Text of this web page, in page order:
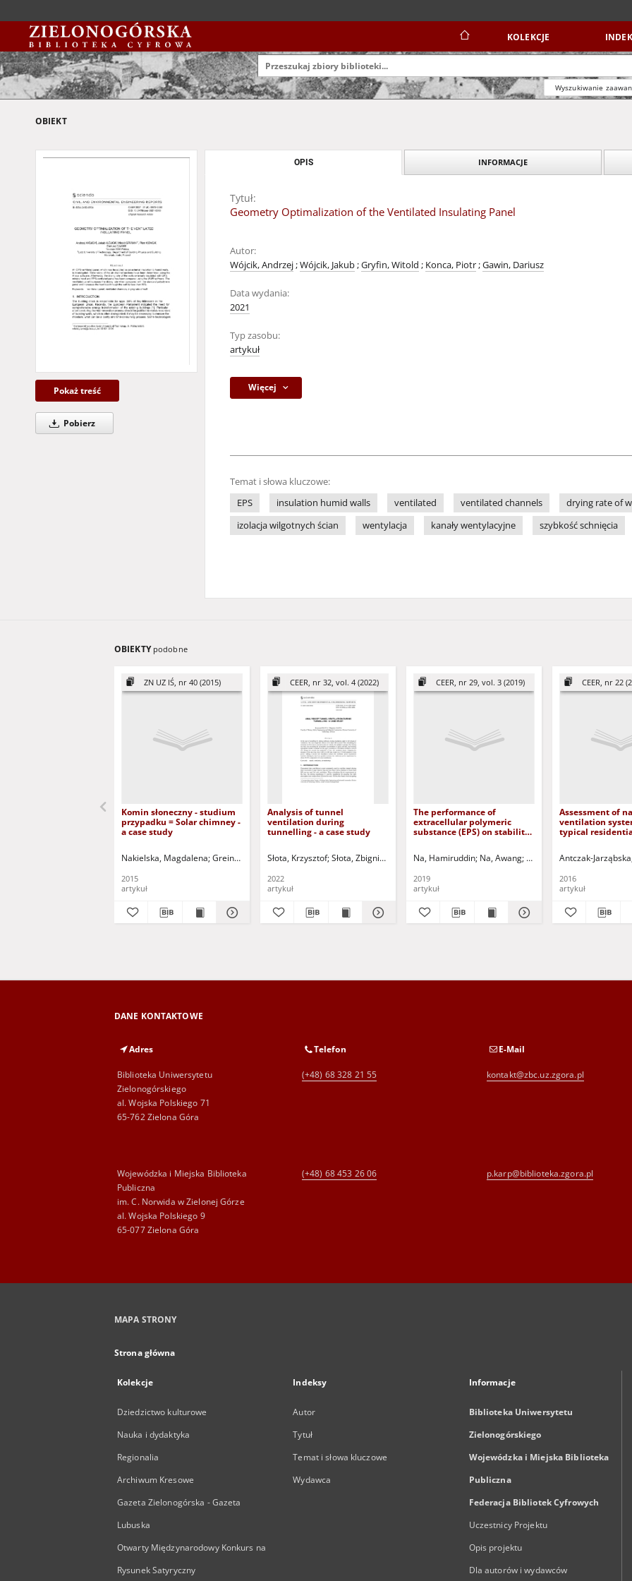
KOLEKCJE
Wyszukiwanie
OBIEKT
Pokaż treść
Pobierz
OPIS INFORMACJE
Tytuł:
Geometry Optimalization of the Ventilated Insulating Panel
Autor:
Wójcik, Andrzej;Wójcik, Jakub;Gryfin, Witold ; Konca, Piotr;Gawin, Dariusz
Data wydania:
2021
Typ zasobu:
artykuł
Więcej
Temat i słowa kluczowe:
EPS
insulation humid walls ventilated ventilated channels drying rate of
izolacja wilgotnych ścian
wentylacja kanały wentylacyjne szybkość schnięcia
OBIEKTY podobne
ZN UZ IŚ, nr 40 (2015)
Komin słoneczny - studium
przypadku = Solar chimney -
a case study
Nakielska, Magdalena Greinert, Andrzej - red.
2015
artykuł
CEER, nr 32, vol. 4 (2022)
Analysis of tunnel
ventilation during
tunnelling - a case study
Słota, Krzysztof Słota, Zbigniew Kuczyński, Tadeusz - red.
2022
artykuł
CEER, nr 29, vol. 3 (2019)
The performance of
extracellular polymeric
substance (EPS) on stability
Na, Hamiruddin Na, Awang Mg, Shaaban Kuczyński,
2019
artykuł
CEER, nr 22
Assessment of
ventilation
typical
budynku
Antczak-
2016
artykuł
DANE KONTAKTOWE
Adres
Biblioteka Uniwersytetu
Zielonogórskiego
al. Wojska Polskiego 71
65-762 Zielona Góra
Telefon
(+48) 68 328 21 55
E-Mail
kontakt@zbc.uz.zgora.pl
Wojewódzka i Miejska Biblioteka
Publiczna
im. C. Norwida w Zielonej Górze
al. Wojska Polskiego 9
65-077 Zielona Góra
(+48) 68 453 26 06 p.karp@biblioteka.zgora.pl
MAPA STRONY
Strona główna
Kolekcje
Dziedzictwo kulturowe
Nauka i dydaktyka
Regionalia
Archiwum Kresowe
Gazeta Zielonogórska - Gazeta
Lubuska
Otwarty Międzynarodowy Konkurs na
Rysunek Satyryczny
Indeksy
Autor
Tytuł
Temat i słowa kluczowe
Wydawca
Informacje
Biblioteka Uniwersytetu
Zielonogórskiego
Wojewódzka i Miejska Biblioteka
Publiczna
Federacja Bibliotek Cyfrowych
Uczestnicy Projektu
Opis projektu
Dla autorów i wydawców